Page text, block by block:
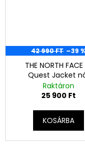
42 990 FT –39 %
THE NORTH
Quest Jacket
esőkabát -S
Raktáron
25 900 Ft
KOSÁRBA